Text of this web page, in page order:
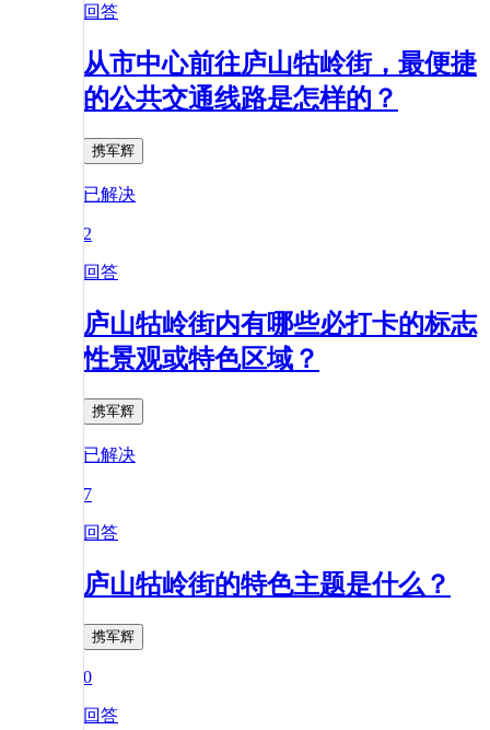
回答
从市中心前往庐山牯岭街，最便捷
的公共交通线路是怎样的？
携军辉
已解决
2
回答
庐山牯岭街内有哪些必打卡的标志
性景观或特色区域？
携军辉
已解决
7
回答
庐山牯岭街的特色主题是什么？
携军辉
0
回答